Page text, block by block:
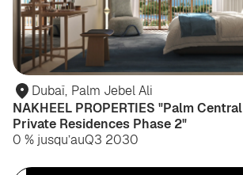
Dubaï, Palm Jebel Ali
NAKHEEL PROPERTIES "Palm Central
Private Residences Phase 2"
0 % jusqu’auQ3 2030